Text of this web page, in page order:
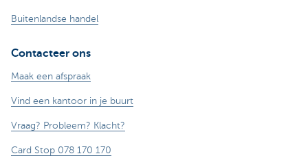
Buitenlandse handel
Contacteer ons
Maak een afspraak
Vind een kantoor in je buurt
Vraag? Probleem? Klacht?
Card Stop 078 170 170